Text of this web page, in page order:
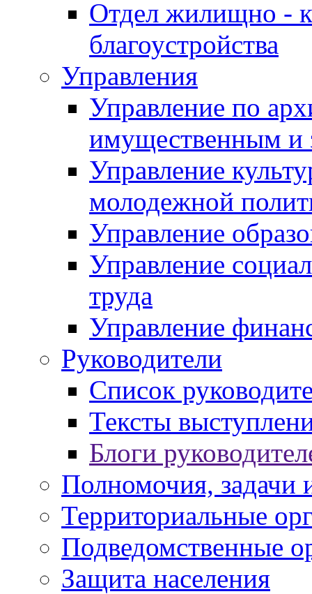
Отдел жилищно -
благоустройства
Управления
Управление по
имущественным и
Управление
молодежной
Управление
Управление
труда
Управление
Руководители
Список
Тексты
Блоги
Полномочия, задачи
Территориальные
Подведомственные
Защита населения